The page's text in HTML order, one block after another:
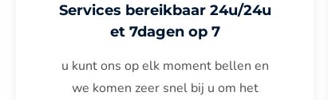
Services bereikbaar 24u/24u
et 7dagen op 7
u kunt ons op elk moment bellen en
we komen zeer snel bij u om het